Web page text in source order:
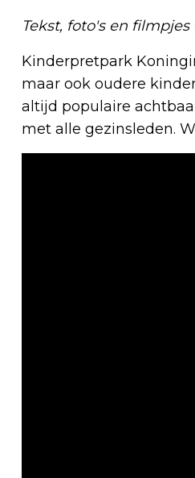
Tekst, foto's en
Kinderpretpark
maar ook oudere
altijd populaire
met alle gezinsleden.